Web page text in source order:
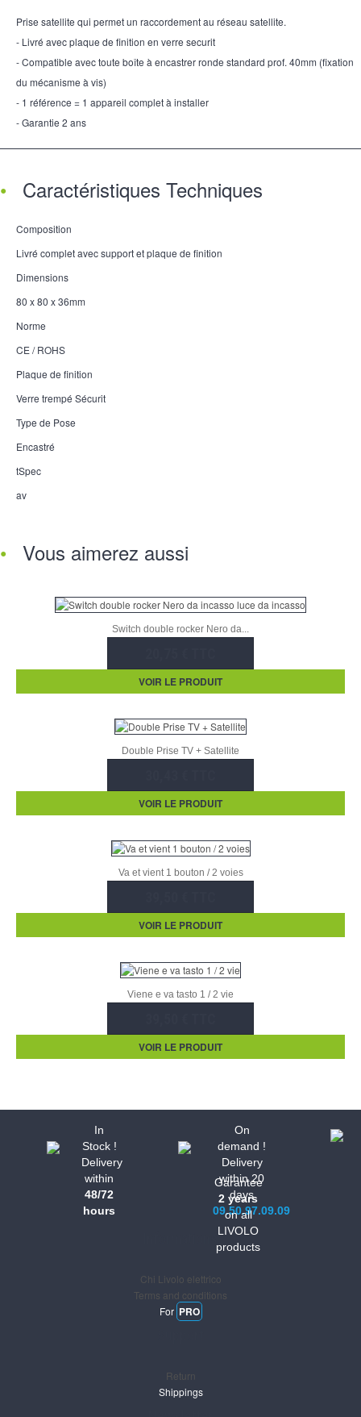
Prise satellite qui permet un raccordement au réseau satellite.
- Livré avec plaque de finition en verre securit
- Compatible avec toute boîte à encastrer ronde standard prof. 40mm (fixation
du mécanisme à vis)
- 1 référence = 1 appareil complet à installer
- Garantie 2 ans
Caractéristiques Techniques
Composition
Livré complet avec support et plaque de finition
Dimensions
80 x 80 x 36mm
Norme
CE / ROHS
Plaque de finition
Verre trempé Sécurit
Type de Pose
Encastré
tSpec
av
Vous aimerez aussi
Switch double rocker Nero da...
VOIR LE PRODUIT
Double Prise TV + Satellite
VOIR LE PRODUIT
Va et vient 1 bouton / 2 voies
VOIR LE PRODUIT
Viene e va tasto 1 / 2 vie
VOIR LE PRODUIT
In
Stock !
Delivery
within
48/72
hours
On
demand !
Delivery
within 20
days
09.50.97.09.09
Garantee
2 years
on all
LIVOLO
products
Chi Livolo elettrico
Terms and conditions
For PRO
Return
Shippings